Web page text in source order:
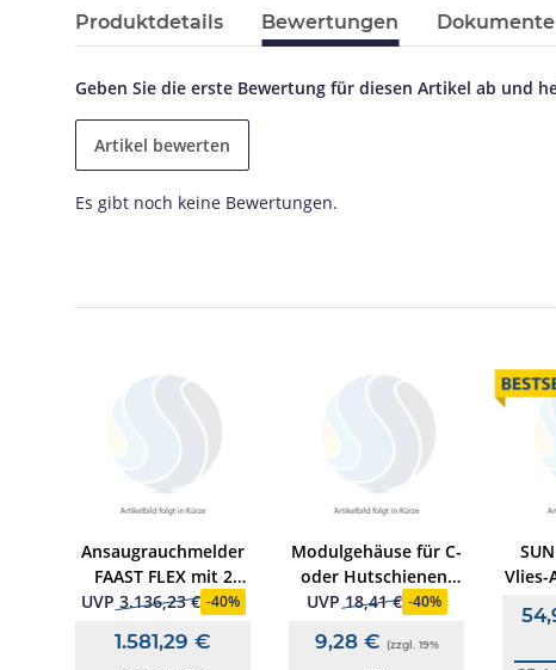
Produktdetails Bewertungen Dokumente
Geben Sie die erste Bewertung für diesen Artikel ab und
Artikel bewerten
Es gibt noch keine Bewertungen.
Ansaugrauchmelder
FAAST FLEX mit 2
Kanal
UVP 3.136,23 € -40%
1.581,29 €
Modulgehäuse für C-
oder Hutschienen-
Montage esserbus-
UVP18,41 € -40%
9,28 € (zzgl. 19%
Vlies-